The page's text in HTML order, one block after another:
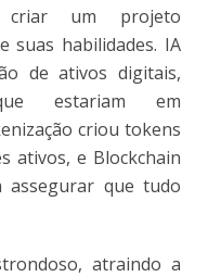
criar um projeto
suas habilidades. IA
de ativos digitais,
estariam em
criou tokens
ativos, e Blockchain
assegurar que tudo
atraindo a